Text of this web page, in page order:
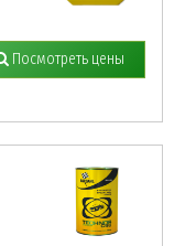
Посмотреть цены